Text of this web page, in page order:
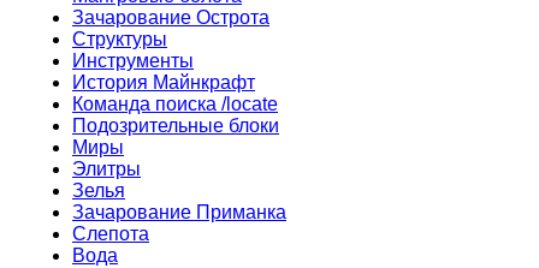
Зачарование Острота
Структуры
Инструменты
История Майнкрафт
Команда поиска /locate
Подозрительные блоки
Миры
Элитры
Зелья
Зачарование Приманка
Слепота
Вода